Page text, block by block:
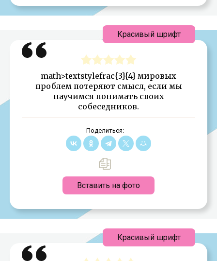
math>textstylefrac{3}{4} мировых
проблем потеряют смысл, если мы
научимся понимать своих
собеседников.
Поделиться:
Вставить на фото
Красивый шрифт
Красивый шрифт